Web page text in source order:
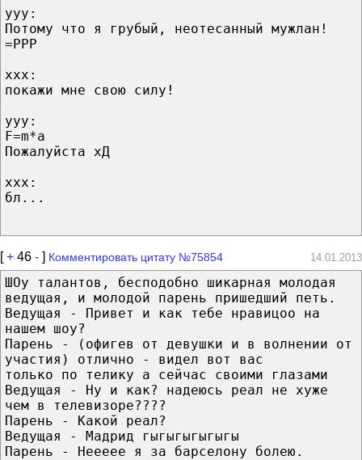
yyy:
Потому что я грубый, неотесанный мужлан!
=РРР
xxx:
покажи мне свою силу!
yyy:
F=m*a
Пожалуйста хД
xxx:
бл...
[+ 46 - ] Комментировать цитату №75854 14.01.2013
ШОу талантов, бесподобно шикарная молодая
ведущая, и молодой парень пришедший петь.
Ведущая - Привет и как тебе нравицоо на
нашем шоу?
Парень - (офигев от девушки и в волнении от
участия) отлично - видел вот вас
только по телику а сейчас своими глазами
Ведущая - Ну и как? надеюсь реал не хуже
чем в телевизоре????
Парень - Какой реал?
Ведущая - Мадрид гыгыгыгыгыгы
Парень - Неееее я за барселону болею.